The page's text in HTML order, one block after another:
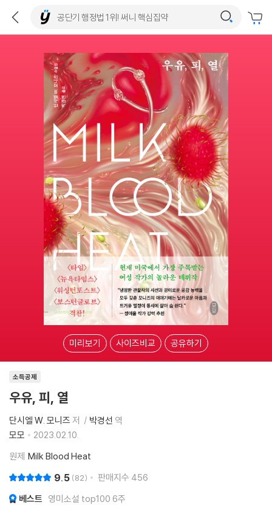
미리보기 사이즈비교 공유하기
소득공제
우유, 피, 열
단시엘 W. 모니즈 저 박경선 역
모모
2023.02.10.
원제 Milk Blood Heat
9.5 82 판매지수 456
베스트 영미소설 top100 6주